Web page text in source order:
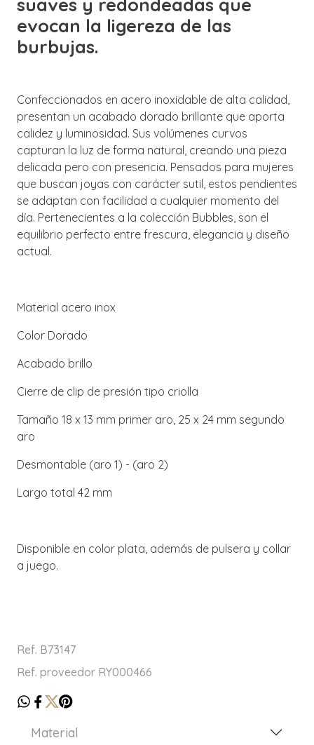
evocan la ligereza de las
burbujas.
Confeccionados en acero inoxidable de alta calidad,
presentan un acabado dorado brillante que aporta
calidez y luminosidad. Sus volúmenes curvos
capturan la luz de forma natural, creando una pieza
delicada pero con presencia. Pensados para mujeres
que buscan joyas con carácter sutil, estos pendientes
se adaptan con facilidad a cualquier momento del
día. Pertenecientes a la colección Bubbles, son el
equilibrio perfecto entre frescura, elegancia y diseño
actual.
Material acero inox
Color Dorado
Acabado brillo
Cierre de clip de presión tipo criolla
Tamaño 18 x 13 mm primer aro, 25 x 24 mm segundo
aro
Desmontable (aro 1) - (aro 2)
Largo total 42 mm
Disponible en color plata, además de pulsera y collar
a juego.
Ref. B73147
Ref. proveedor RY000466
Material